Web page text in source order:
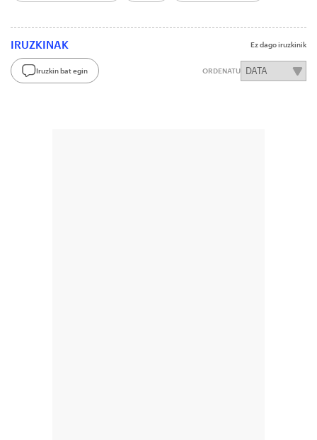
IRUZKINAK Ez dago iruzkinik
Iruzkin bat egin ORDENATU